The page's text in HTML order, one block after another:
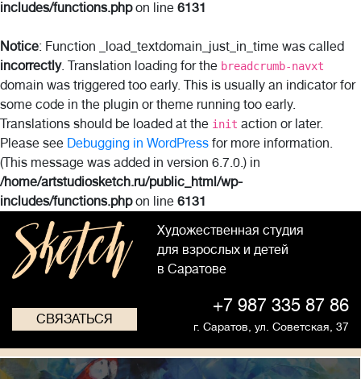
includes/functions.phpon line 6131
Notice: Function _load_textdomain_just_in_time was called
incorrectly. Translation loading for the breadcrumb-navxt
domain was triggered too early. This is usually an indicator for
some code in the plugin or theme running too early.
Translations should be loaded at the init action or later.
Please see Debugging in WordPress for more information.
(This message was added in version 6.7.0.) in
/home/artstudiosketch.ru/public_html/wp-
includes/functions.phpon line 6131
Художественная студия
для взрослых и детей
в Саратове
СВЯЗАТЬСЯ
+7 987 335 87 86
г. Саратов, ул. Советская, 37